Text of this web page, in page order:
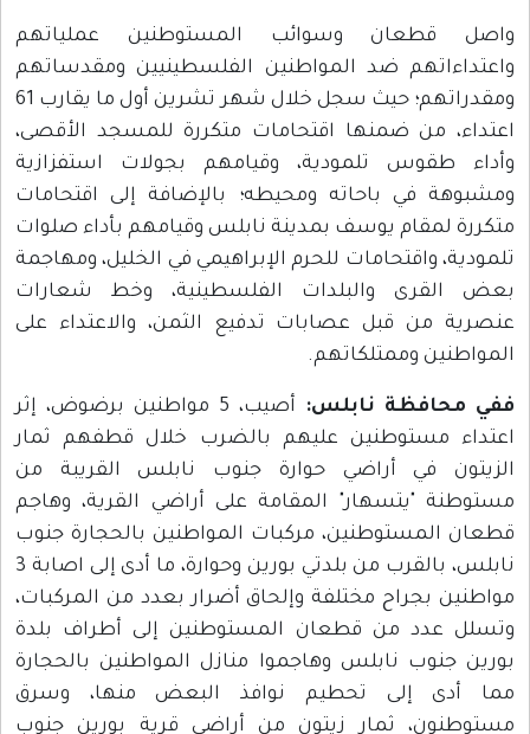
واصل قطعان وسوائب المستوطنين عملياتهم
واعتداءاتهم ضد المواطنين الفلسطينيين ومقدساتهم
ومقدراتهم؛ حيث سجل خلال شهر تشرين أول ما يقارب 61
اعتداء، من ضمنها اقتحامات متكررة للمسجد الأقصى،
وأداء طقوس تلمودية، وقيامهم بجولات استفزازية
ومشبوهة في باحاته ومحيطه؛ بالإضافة إلى اقتحامات
متكررة لمقام يوسف بمدينة نابلس وقيامهم بأداء صلوات
تلمودية، واقتحامات للحرم الإبراهيمي في الخليل، ومهاجمة
بعض القرى والبلدات الفلسطينية، وخط شعارات
عنصرية من قبل عصابات تدفيع الثمن، والاعتداء على
المواطنين وممتلكاتهم.
ففي محافظة نابلس:
أصيب، 5 مواطنين برضوض، إثر
اعتداء مستوطنين عليهم بالضرب خلال قطفهم ثمار
الزيتون في أراضي حوارة جنوب نابلس القريبة من
مستوطنة "يتسهار" المقامة على أراضي القرية، وهاجم
قطعان المستوطنين، مركبات المواطنين بالحجارة جنوب
نابلس، بالقرب من بلدتي بورين وحوارة، ما أدى إلى اصابة 3
مواطنين بجراح مختلفة وإلحاق أضرار بعدد من المركبات،
وتسلل عدد من قطعان المستوطنين إلى أطراف بلدة
بورين جنوب نابلس وهاجموا منازل المواطنين بالحجارة
مما أدى إلى تحطيم نوافذ البعض منها، وسرق
مستوطنون، ثمار زيتون من أراضي قرية بورين جنوب